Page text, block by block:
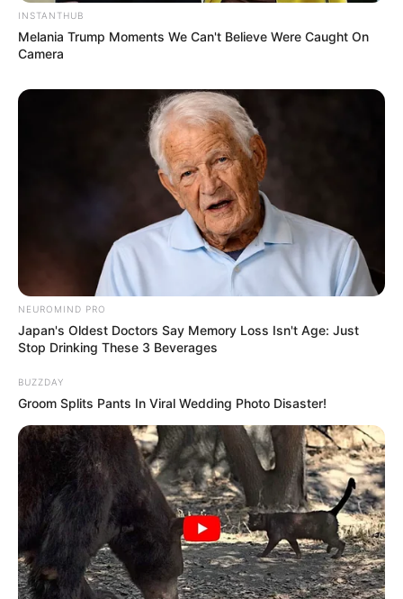
(foto: instagram/@naomi.paulinda)
4. Menghadiri Pesta Ulang Tahun Pendiri MD Pictures
INSTANTHUB
Melania Trump Moments We Can't Believe Were Caught On
Camera
NEUROMIND PRO
Japan's Oldest Doctors Say Memory Loss Isn't Age: Just
Stop Drinking These 3 Beverages
BUZZDAY
Groom Splits Pants In Viral Wedding Photo Disaster!